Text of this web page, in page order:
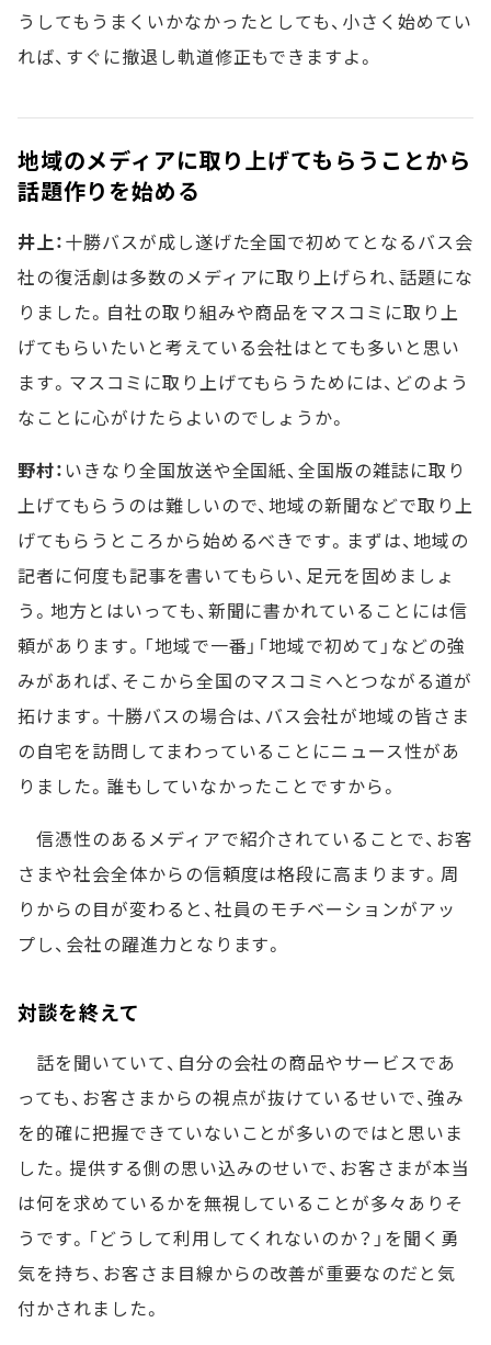
うしてもうまくいかなかったとしても、小さく始めてい
れば、すぐに撤退し軌道修正もできますよ。
地域のメディアに取り上げてもらうことから
話題作りを始める
井上：十勝バスが成し遂げた全国で初めてとなるバス会
社の復活劇は多数のメディアに取り上げられ、話題にな
りました。自社の取り組みや商品をマスコミに取り上
げてもらいたいと考えている会社はとても多いと思い
ます。マスコミに取り上げてもらうためには、どのよう
なことに心がけたらよいのでしょうか。
野村： いきなり全国放送や全国紙、全国版の雑誌に取り
上げてもらうのは難しいので、地域の新聞などで取り上
げてもらうところから始めるべきです。まずは、地域の
記者に何度も記事を書いてもらい、足元を固めましょ
う。地方とはいっても、新聞に書かれていることには信
頼があります。「地域で一番」「地域で初めて」などの強
みがあれば、そこから全国のマスコミへとつながる道が
拓けます。十勝バスの場合は、バス会社が地域の皆さま
の自宅を訪問してまわっていることにニュース性があ
りました。誰もしていなかったことですから。
信憑性のあるメディアで紹介されていることで、お客
さまや社会全体からの信頼度は格段に高まります。周
りからの目が変わると、社員のモチベーションがアッ
プし、会社の躍進力となります。
対談を終えて
話を聞いていて、自分の会社の商品やサービスであ
っても、お客さまからの視点が抜けているせいで、強み
を的確に把握できていないことが多いのではと思いま
した。提供する側の思い込みのせいで、お客さまが本当
は何を求めているかを無視していることが多々ありそ
うです。「どうして利用してくれないのか？」を聞く勇
気を持ち、お客さま目線からの改善が重要なのだと気
付かされました。